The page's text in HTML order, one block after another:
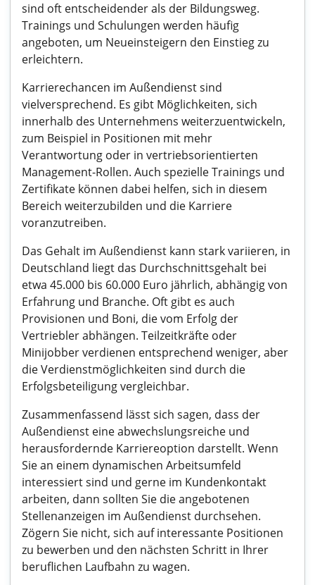
sind oft entscheidender als der Bildungsweg.
Trainings und Schulungen werden häufig
angeboten, um Neueinsteigern den Einstieg zu
erleichtern.
Karrierechancen im Außendienst sind
vielversprechend. Es gibt Möglichkeiten, sich
innerhalb des Unternehmens weiterzuentwickeln,
zum Beispiel in Positionen mit mehr
Verantwortung oder in vertriebsorientierten
Management-Rollen. Auch spezielle Trainings und
Zertifikate können dabei helfen, sich in diesem
Bereich weiterzubilden und die Karriere
voranzutreiben.
Das Gehalt im Außendienst kann stark variieren, in
Deutschland liegt das Durchschnittsgehalt bei
etwa 45.000 bis 60.000 Euro jährlich, abhängig von
Erfahrung und Branche. Oft gibt es auch
Provisionen und Boni, die vom Erfolg der
Vertriebler abhängen. Teilzeitkräfte oder
Minijobber verdienen entsprechend weniger, aber
die Verdienstmöglichkeiten sind durch die
Erfolgsbeteiligung vergleichbar.
Zusammenfassend lässt sich sagen, dass der
Außendienst eine abwechslungsreiche und
herausfordernde Karriereoption darstellt. Wenn
Sie an einem dynamischen Arbeitsumfeld
interessiert sind und gerne im Kundenkontakt
arbeiten, dann sollten Sie die angebotenen
Stellenanzeigen im Außendienst durchsehen.
Zögern Sie nicht, sich auf interessante Positionen
zu bewerben und den nächsten Schritt in Ihrer
beruflichen Laufbahn zu wagen.